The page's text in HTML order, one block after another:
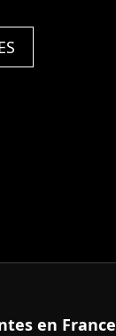
en France